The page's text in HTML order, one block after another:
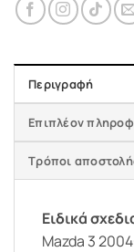
Περιγραφή
Επιπλέον
Τρόποι
Ειδικά
Mazda 3